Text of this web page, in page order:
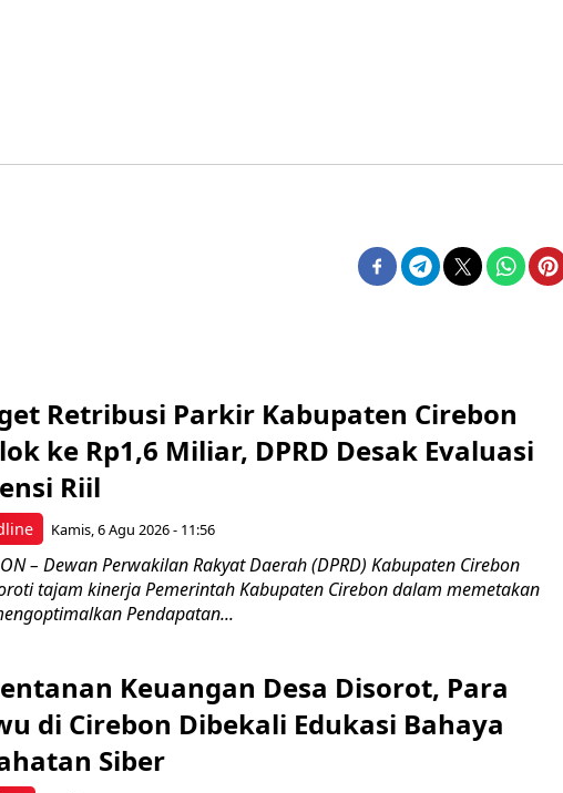
Retribusi Parkir Kabupaten Cirebon
ke Rp1,6 Miliar, DPRD Desak Evaluasi
Riil
Kamis, 6 Agu 2026 - 11:56
– Dewan Perwakilan Rakyat Daerah (DPRD) Kabupaten Cirebon
tajam kinerja Pemerintah Kabupaten Cirebon dalam memetakan
Pendapatan...
Keuangan Desa Disorot, Para
di Cirebon Dibekali Edukasi Bahaya
Siber